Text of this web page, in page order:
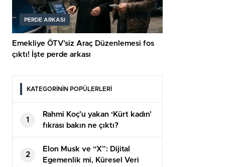
PERDE ARKASI
Emekliye ÖTV’siz Araç Düzenlemesi fos
çıktı! İşte perde arkası
KATEGORİNİN POPÜLERLERİ
1
Rahmi Koç’u yakan ‘Kürt kadın’
fıkrası bakın ne çıktı?
2
Elon Musk ve “X”: Dijital
Egemenlik mi, Küresel Veri